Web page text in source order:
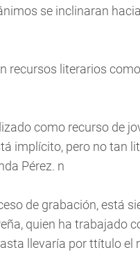
se inclinaran
recursos literarios
como recurso de
implícito, pero no tan
Pérez. n
de grabación, está
quien ha trabajado
llevaría por ttítulo el